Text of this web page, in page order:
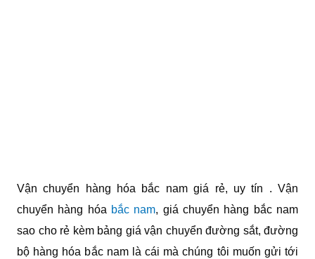
Vận chuyển hàng hóa bắc nam giá rẻ, uy tín . Vận
chuyển hàng hóa bắc nam, giá chuyển hàng bắc nam
sao cho rẻ kèm bảng giá vận chuyển đường sắt, đường
bộ hàng hóa bắc nam là cái mà chúng tôi muốn gửi tới